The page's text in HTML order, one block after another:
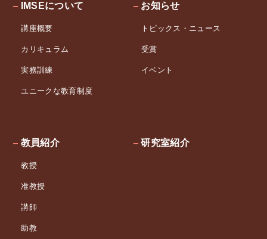
IMSEについて
講座概要
カリキュラム
実務訓練
ユニークな教育制度
お知らせ
トピックス・ニュース
受賞
イベント
教員紹介
教授
准教授
講師
助教
研究室紹介